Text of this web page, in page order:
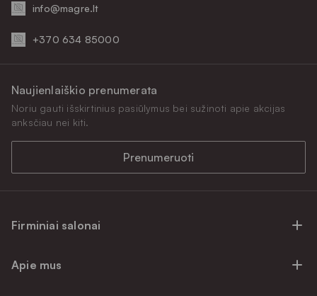
info@magre.lt
+370 634 85000
Firminiai salonai
Apie mus
Naujienlaiškio prenumerata
Noriu gauti išskirtinius pasiūlymus bei sužinoti apie akcijas
anksčiau nei kiti.
Prenumeruoti